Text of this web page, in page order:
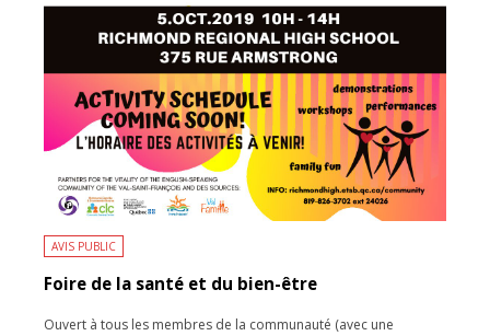
AVIS PUBLIC
Foire de la santé et du bien-être
Ouvert à tous les membres de la communauté (avec une